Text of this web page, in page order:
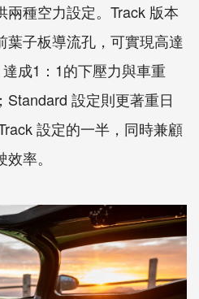
種空力設定。Track 版本
子板導流孔，可實現高達
成1：1的下壓力與車重
設定則更著重日
設定的一半，同時兼顧
率。